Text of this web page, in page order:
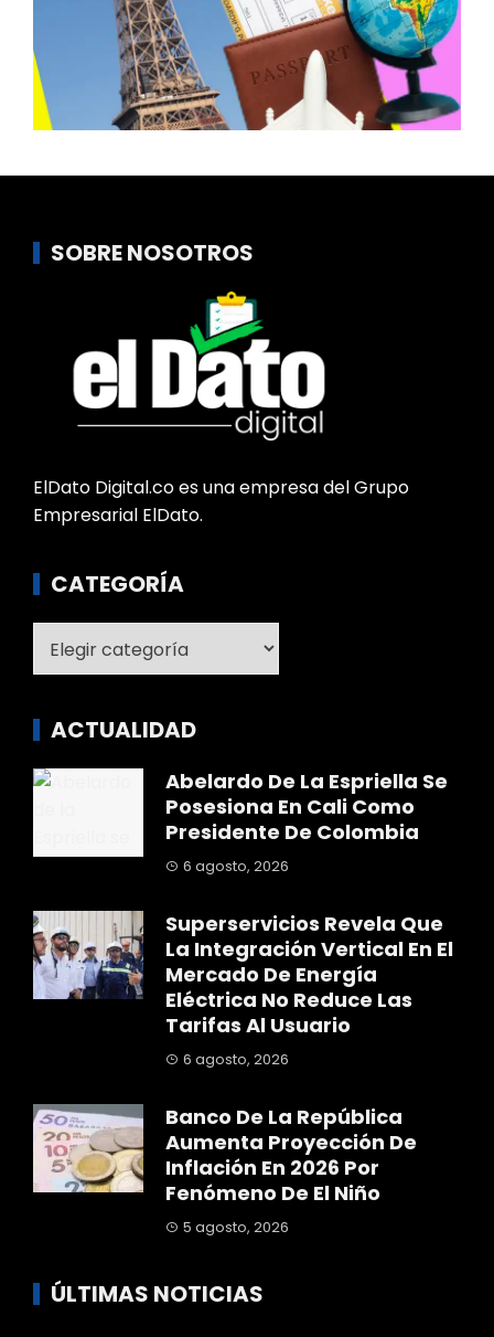
SOBRE NOSOTROS
ElDato Digital.co es una empresa del Grupo
Empresarial ElDato.
CATEGORÍA
ACTUALIDAD
Abelardo De La Espriella Se
Posesiona En Cali Como
Presidente De Colombia
6 agosto, 2026
Superservicios Revela Que
La Integración Vertical En El
Mercado De Energía
Eléctrica No Reduce Las
Tarifas Al Usuario
6 agosto, 2026
Banco De La República
Aumenta Proyección De
Inflación En 2026 Por
Fenómeno De El Niño
5 agosto, 2026
ÚLTIMAS NOTICIAS